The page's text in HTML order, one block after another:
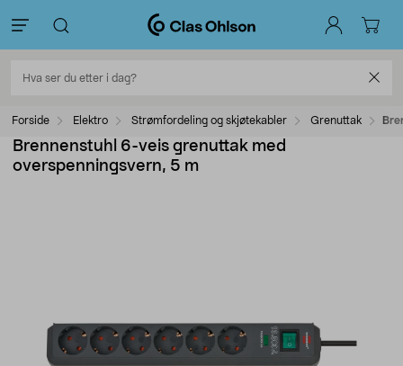
Forside Elektro Strømfordeling og skjøtekabler Grenuttak
Brennenstuhl 6-veis grenuttak med
overspenningsvern, 5 m